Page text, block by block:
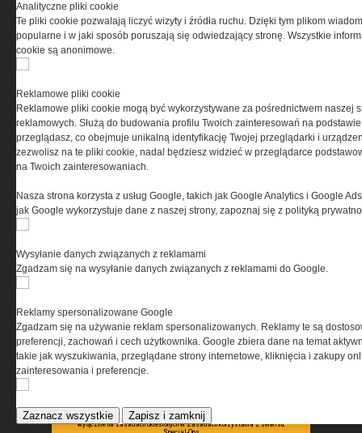
Ta witryna wykorzystuje pliki cookies do przechowywania
informacji na Twoim komputerze. Pliki cookies stosujemy
w celu świadczenia usług na najwyższym poziomie,
w tym w sposób dostosowany do indywidualnych potrzeb.
cookies oznacza, że będą one zamieszczane w Twoim
urządzeniu końcowym. W każdym momencie możesz
dokonać zmiany ustawień przeglądarki dotyczących
serwisu prosimy o zapoznanie się z naszą
prywatności
oraz informacją o cookies
Producenta bazy danych zastrzeżone. Jakiekolwiek dalsze rozpowszechnianie
artykułów zabronione. Korzystanie z serwisu i zamieszczonych w nim utworów i danych
wyłącznie na zasadach określonych w Zasadach korzystania z serwisu.
Analityczne pliki cookie
Te pliki cookie pozwalają liczyć wizyty i źródła ruchu. Dzięki tym plikom
popularne i w jaki sposób poruszają się odwiedzający stronę. Wszystkie
cookie są anonimowe.
Reklamowe pliki cookie
Reklamowe pliki cookie mogą być wykorzystywane za pośrednictwem naszej
reklamowych. Służą do budowania profilu Twoich zainteresowań na
przeglądasz, co obejmuje unikalną identyfikację Twojej przeglądarki i
zezwolisz na te pliki cookie, nadal będziesz widzieć w przeglądarce
na Twoich zainteresowaniach.
Nasza strona korzysta z usług Google, takich jak Google Analytics i Google
jak Google wykorzystuje dane z naszej strony, zapoznaj się z polityką
Wysyłanie danych związanych z reklamami
Zgadzam się na wysyłanie danych związanych z reklamami do Google.
Reklamy spersonalizowane Google
Zgadzam się na używanie reklam spersonalizowanych. Reklamy te są
preferencji, zachowań i cech użytkownika. Google zbiera dane na temat
takie jak wyszukiwania, przeglądane strony internetowe, kliknięcia i zakupy
zainteresowania i preferencje.
Zaznacz wszystkie Zapisz i zamknij